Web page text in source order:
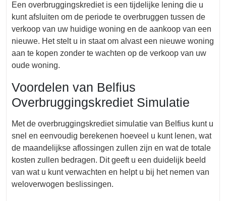
Een overbruggingskrediet is een tijdelijke lening die u
kunt afsluiten om de periode te overbruggen tussen de
verkoop van uw huidige woning en de aankoop van een
nieuwe. Het stelt u in staat om alvast een nieuwe woning
aan te kopen zonder te wachten op de verkoop van uw
oude woning.
Voordelen van Belfius
Overbruggingskrediet Simulatie
Met de overbruggingskrediet simulatie van Belfius kunt u
snel en eenvoudig berekenen hoeveel u kunt lenen, wat
de maandelijkse aflossingen zullen zijn en wat de totale
kosten zullen bedragen. Dit geeft u een duidelijk beeld
van wat u kunt verwachten en helpt u bij het nemen van
weloverwogen beslissingen.